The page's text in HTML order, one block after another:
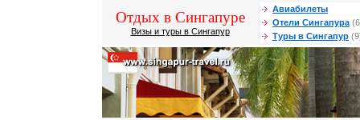
Отдых в Сингапуре
Визы и туры в Сингапур
Авиабилеты
Отели Сингапура
Туры в Сингапур